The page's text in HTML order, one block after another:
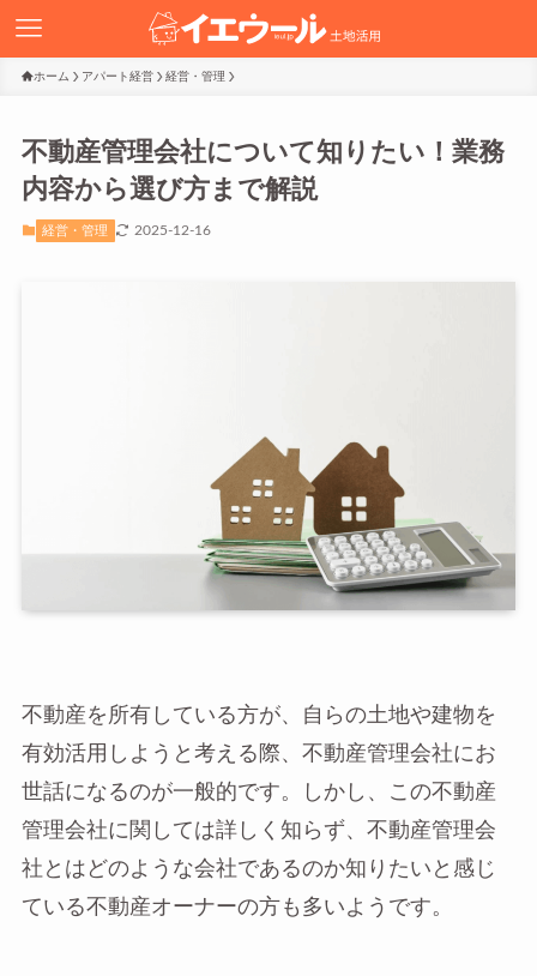
ホーム アパート経営 経営・管理
不動産管理会社について知りたい！業務
内容から選び方まで解説
経営・管理 2025-12-16
不動産を所有している方が、自らの土地や建物を
有効活用しようと考える際、不動産管理会社にお
世話になるのが一般的です。しかし、この不動産
管理会社に関しては詳しく知らず、不動産管理会
社とはどのような会社であるのか知りたいと感じ
ている不動産オーナーの方も多いようです。